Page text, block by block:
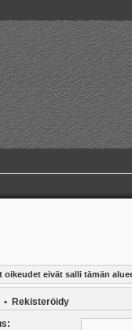
oikeudet eivät salli tämän
Rekisteröidy